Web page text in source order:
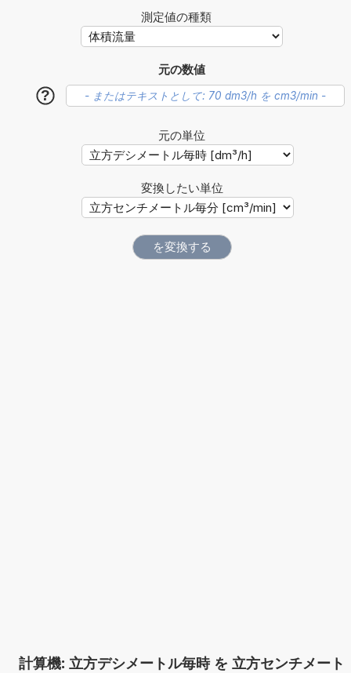
測定値の種類
元の数値
?
元の単位
変換したい単位
計算機: 立方デシメートル毎時 を 立方センチメート